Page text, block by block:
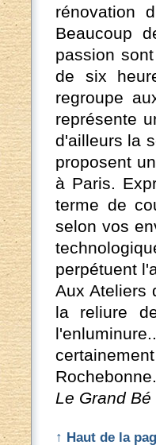
rénovation
Beaucoup
passion
de six
regroupe
représente
d'ailleurs la
proposent
à Paris.
terme de
selon vos
perpétuent
Aux Ateliers
la reliure
Rochebonne.
Le Grand Bé
↑ Haut de la